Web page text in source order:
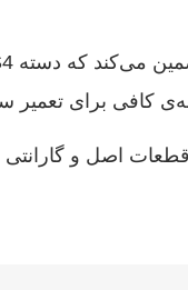
اصل و گارانتی